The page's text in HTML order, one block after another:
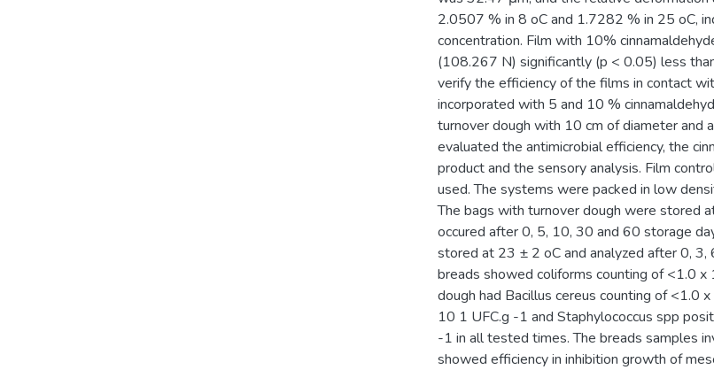
2.0507 % in 8 oC and 1.7282 % in 25 oC,
concentration. Film with 10%
(108.267 N) significantly (p < 0.05) less
verify the efficiency of the films in contact
incorporated with 5 and 10 %
turnover dough with 10 cm of diameter and
evaluated the antimicrobial efficiency, the
product and the sensory analysis. Film
used. The systems were packed in low
The bags with turnover dough were stored
occured after 0, 5, 10, 30 and 60 storage
stored at 23 ± 2 oC and analyzed after 0, 3,
breads showed coliforms counting of <1.0
dough had Bacillus cereus counting of <1.0
10 1 UFC.g -1 and Staphylococcus spp
-1 in all tested times. The breads samples
showed efficiency in inhibition growth of